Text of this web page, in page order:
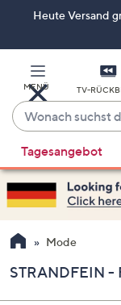
ZumHeute Versand
MENÜ TV-
Wonach
suchst
du
heute?
Vorschläge
verfügbar
sind,
verwenden
Sie
Pfeiltasten
nach
Tagesangebot
Mode
STRANDFEIN -